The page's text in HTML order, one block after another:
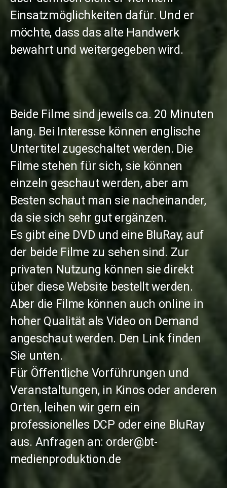
Einsatzmöglichkeiten dafür. Und er
möchte, dass das alte Handwerk
bewahrt und weitergegeben wird.
Beide Filme sind jeweils ca. 20 Minuten
lang. Bei Interesse können englische
Untertitel zugeschaltet werden. Die
Filme stehen für sich, sie können
einzeln geschaut werden, aber am
Besten schaut man sie nacheinander,
da sie sich sehr gut ergänzen.
Es gibt eine DVD und eine BluRay, auf
der beide Filme zu sehen sind. Zur
privaten Nutzung können sie direkt
über diese Website bestellt werden.
Aber die Filme können auch online in
hoher Qualität als Video on Demand
angeschaut werden. Den Link finden
Sie unten.
Für Öffentliche Vorführungen und
Veranstaltungen, in Kinos oder anderen
Orten, leihen wir gern ein
professionelles DCP oder eine BluRay
aus. Anfragen an: order@bt-
medienproduktion.de